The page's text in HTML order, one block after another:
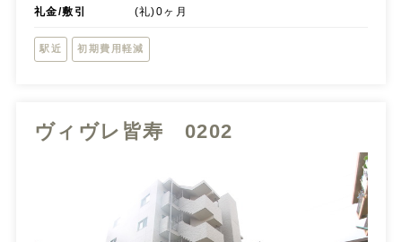
礼金/敷引 (礼)0ヶ月
駅近 初期費用軽減
ヴィヴレ皆寿 0202